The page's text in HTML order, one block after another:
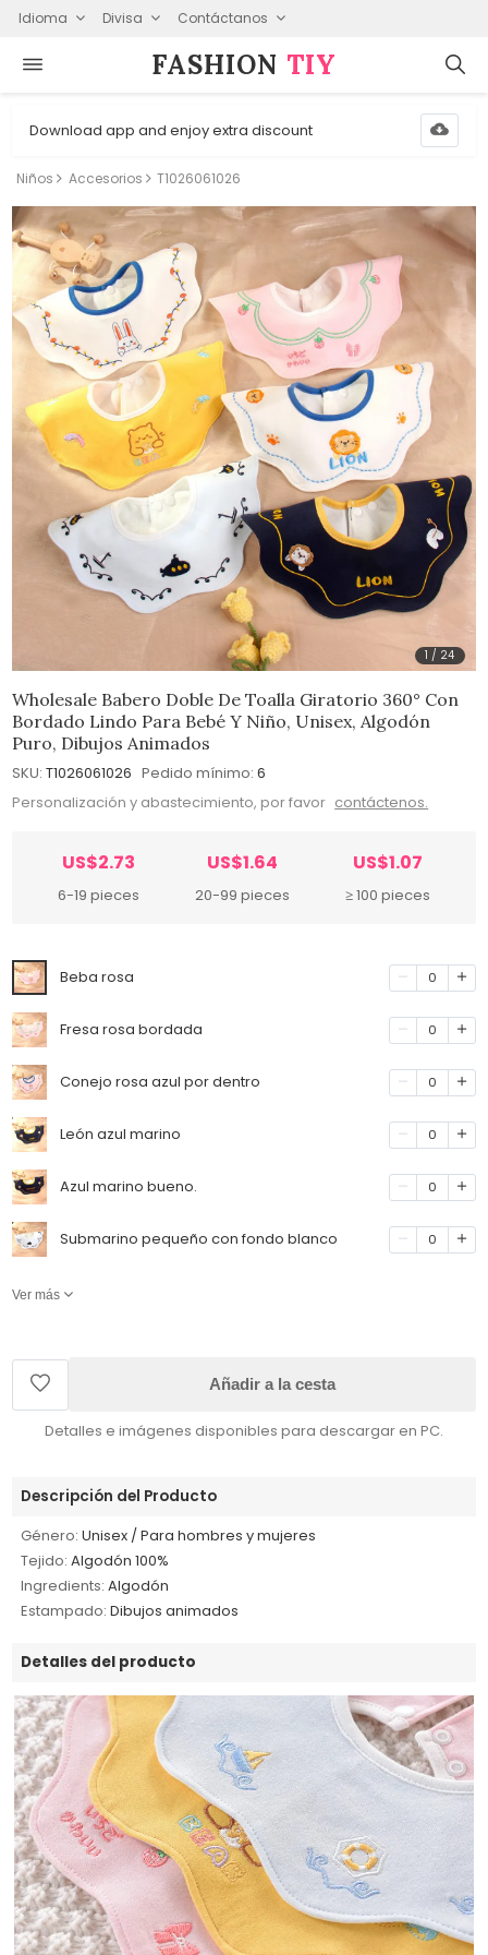
Idioma Divisa Contáctanos
FASHION⁠ TIY
Download app and enjoy extra discount
Niños Accesorios T1026061026
1 / 24
Wholesale Babero Doble De Toalla Giratorio 360° Con
Bordado Lindo Para Bebé Y Niño, Unisex, Algodón
Puro, Dibujos Animados
SKU: T1026061026 Pedido mínimo: 6
Personalización y abastecimiento, por favor contáctenos.
US$2.73
6-19 pieces
US$1.64
20-99 pieces
US$1.07
≥ 100 pieces
Beba rosa 0
Fresa rosa bordada 0
Conejo rosa azul por dentro 0
León azul marino 0
Azul marino bueno. 0
Submarino pequeño con fondo blanco 0
Ver más
Añadir a la cesta
Detalles e imágenes disponibles para descargar en PC.
Descripción del Producto
Género: Unisex / Para hombres y mujeres
Tejido: Algodón 100%
Ingredients: Algodón
Estampado: Dibujos animados
Detalles del producto